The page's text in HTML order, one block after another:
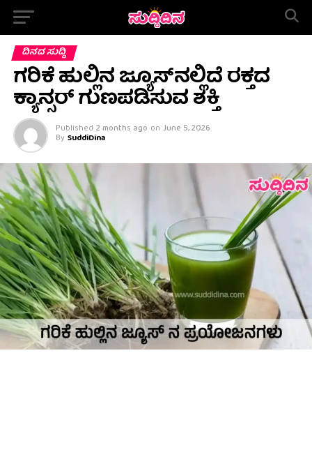
ದಿನದ ಸುದ್ದಿ
ಗರಿಕೆ ಹುಲ್ಲಿನ ಜ್ಯೂಸ್‌ನಲ್ಲಿದೆ ರಕ್ತದ
ಕ್ಯಾನ್ಸರ್ ಗುಣಪಡಿಸುವ ಶಕ್ತಿ
Published 2 months ago on June 5, 2026
By SuddiDina